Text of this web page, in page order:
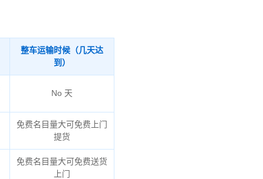
整车运输时候（几天达
到）
No 天
免费名目量大可免费上门
提货
免费名目量大可免费送货
上门